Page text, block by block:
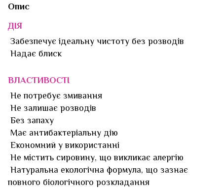
Опис
ДІЯ
Забезпечує ідеальну чистоту без розводів
Надає блиск
ВЛАСТИВОСТІ
Не потребує змивання
Не залишає розводів
Без запаху
Має антибактеріальну дію
Економний у використанні
Не містить сировину, що викликає алергію
Натуральна екологічна формула, що зазнає
повного біологічного розкладання